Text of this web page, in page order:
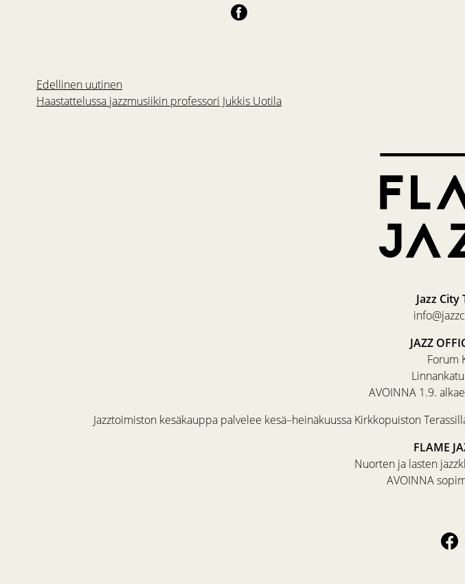
Edellinen uutinen
Haastattelussa jazzmusiikin professori Jukkis Uotila
Jazz
JAZZ
Forum
AVOINNA 1.9.
Jazztoimiston kesäkauppa palvelee kesä–heinäkuussa Kirkkopuiston
FLAME
Nuorten ja lasten
AVOINNA